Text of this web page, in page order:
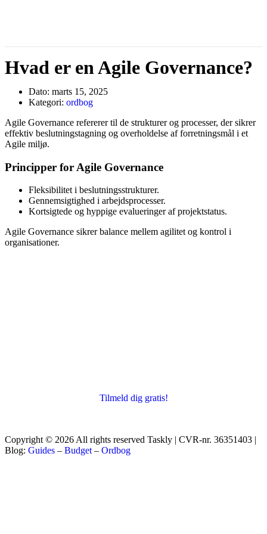
Hvad er en Agile Governance?
Dato: marts 15, 2025
Kategori: ordbog
Agile Governance refererer til de strukturer og processer, der sikrer
effektiv beslutningstagning og overholdelse af forretningsmål i et
Agile miljø.
Principper for Agile Governance
Fleksibilitet i beslutningsstrukturer.
Gennemsigtighed i arbejdsprocesser.
Kortsigtede og hyppige evalueringer af projektstatus.
Agile Governance sikrer balance mellem agilitet og kontrol i
organisationer.
Tilmeld dig gratis!
Copyright © 2026 All rights reserved Taskly | CVR-nr. 36351403 |
Blog: Guides – Budget – Ordbog